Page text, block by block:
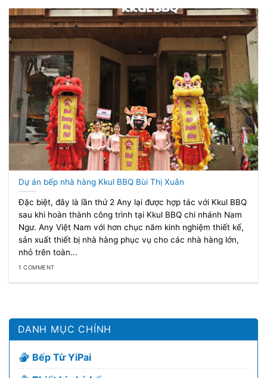
Dự án bếp nhà hàng Kkul BBQ Bùi Thị Xuân
Đặc biệt, đây là lần thứ 2 Any lại được hợp tác với Kkul BBQ
sau khi hoàn thành công trình tại Kkul BBQ chi nhánh Nam
Ngư. Any Việt Nam với hơn chục năm kinh nghiệm thiết kế,
sản xuất thiết bị nhà hàng phục vụ cho các nhà hàng lớn,
nhỏ trên toàn...
1 COMMENT
DANH MỤC CHÍNH
Bếp Từ YiPai